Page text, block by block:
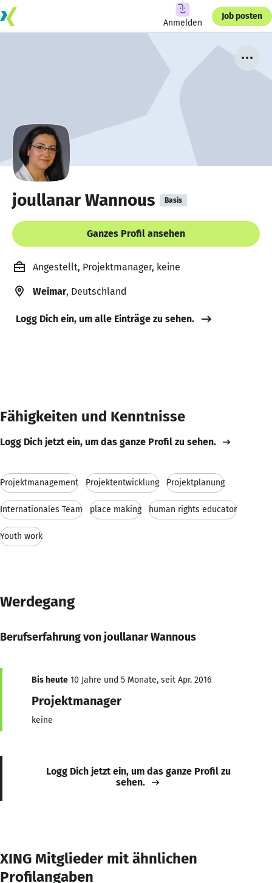
Anmelden
Job posten
joullanar Wannous Basis
Ganzes Profil ansehen
Angestellt, Projektmanager, keine
Weimar, Deutschland
Logg Dich ein, um alle Einträge zu sehen.
Fähigkeiten und Kenntnisse
Logg Dich jetzt ein, um das ganze Profil zu sehen.
Projektmanagement Projektentwicklung Projektplanung
Internationales Team place making human rights educator
Youth work
Werdegang
Berufserfahrung von joullanar Wannous
Bis heute 10 Jahre und 5 Monate, seit Apr. 2016
Projektmanager
keine
Logg Dich jetzt ein, um das ganze Profil zu
sehen.
XING Mitglieder mit ähnlichen
Profilangaben